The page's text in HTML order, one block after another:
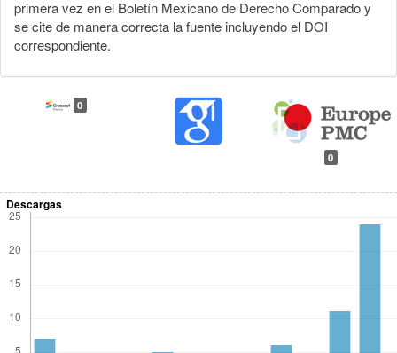
primera vez en el Boletín Mexicano de Derecho Comparado y
se cite de manera correcta la fuente incluyendo el DOI
correspondiente.
0
0
Descargas